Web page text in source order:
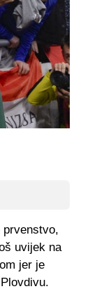
prvenstvo,
uvijek na
jer je